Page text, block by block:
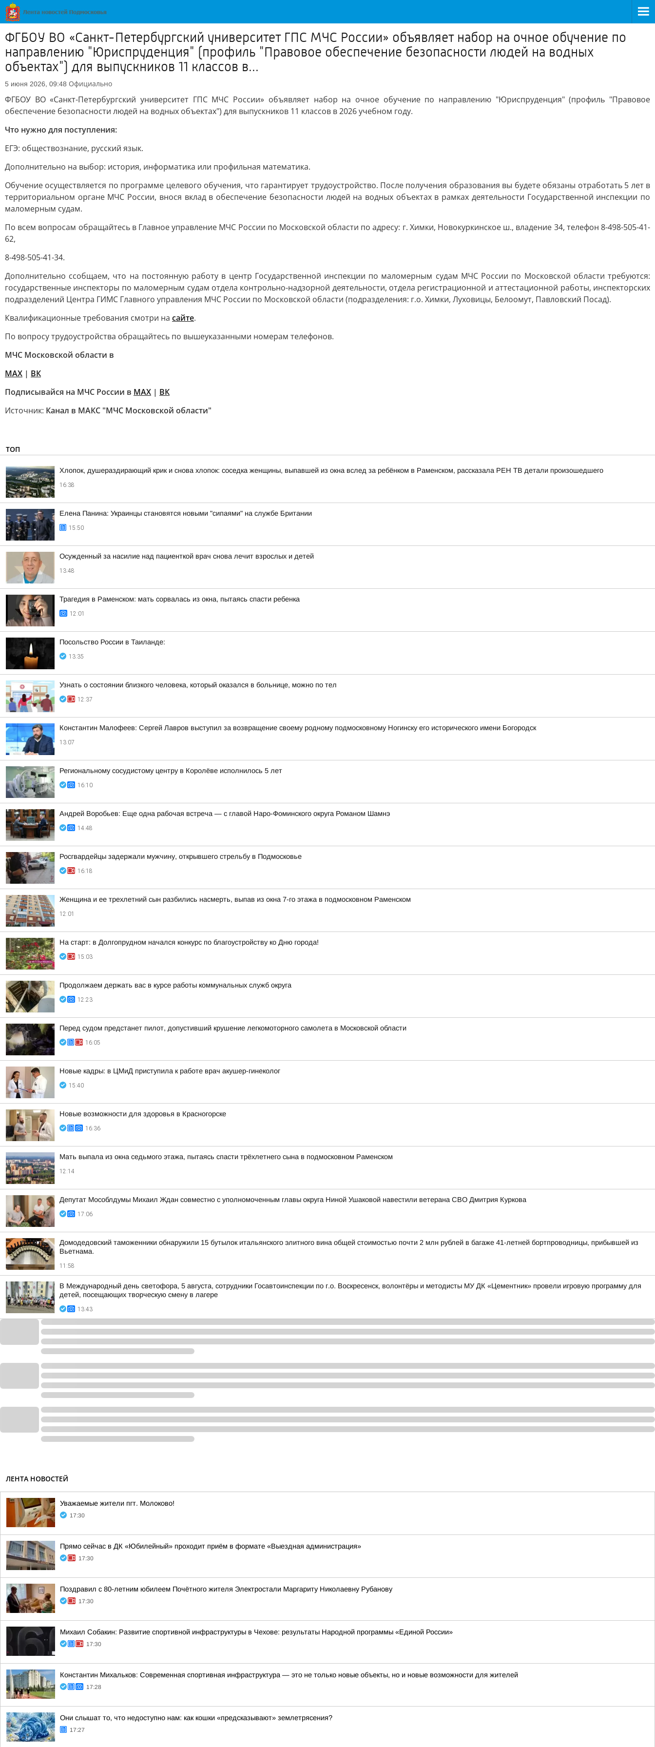
ФГБОУ ВО «Санкт-Петербургский университет ГПС МЧС России» объявляет набор на очное обучение по
направлению "Юриспруденция" (профиль "Правовое обеспечение безопасности людей на водных
объектах") для выпускников 11 классов в...
5 июня 2026, 09:48 Официально
ФГБОУ ВО «Санкт-Петербургский университет ГПС МЧС России» объявляет набор на очное обучение по направлению "Юриспруденция" (профиль "Правовое
обеспечение безопасности людей на водных объектах") для выпускников 11 классов в 2026 учебном году.
Что нужно для поступления:
ЕГЭ: обществознание, русский язык.
Дополнительно на выбор: история, информатика или профильная математика.
Обучение осуществляется по программе целевого обучения, что гарантирует трудоустройство. После получения образования вы будете обязаны отработать 5 лет в
территориальном органе МЧС России, внося вклад в обеспечение безопасности людей на водных объектах в рамках деятельности Государственной инспекции по
маломерным судам.
По всем вопросам обращайтесь в Главное управление МЧС России по Московской области по адресу: г. Химки, Новокуркинское ш., владение 34, телефон 8-498-505-41-
62,
8-498-505-41-34.
Дополнительно ссобщаем, что на постоянную работу в центр Государственной инспекции по маломерным судам МЧС России по Московской области требуются:
государственные инспекторы по маломерным судам отдела контрольно-надзорной деятельности, отдела регистрационной и аттестационной работы, инспекторских
подразделений Центра ГИМС Главного управления МЧС России по Московской области (подразделения: г.о. Химки, Луховицы, Белоомут, Павловский Посад).
Квалификационные требования смотри на сайте.
По вопросу трудоустройства обращайтесь по вышеуказанными номерам телефонов.
МЧС Московской области в
MAX | ВК
Подписывайся на МЧС России в MAX | ВК
Источник: Канал в МАКС "МЧС Московской области"
ТОП
Хлопок, душераздирающий крик и снова хлопок: соседка женщины, выпавшей из окна вслед за ребёнком в Раменском, рассказала РЕН ТВ детали произошедшего
16:38
Елена Панина: Украинцы становятся новыми "сипаями" на службе Британии
15:50
Осужденный за насилие над пациенткой врач снова лечит взрослых и детей
13:48
Трагедия в Раменском: мать сорвалась из окна, пытаясь спасти ребенка
12:01
Посольство России в Таиланде:
13:35
Узнать о состоянии близкого человека, который оказался в больнице, можно по тел
12:37
Константин Малофеев: Сергей Лавров выступил за возвращение своему родному подмосковному Ногинску его исторического имени Богородск
13:07
Региональному сосудистому центру в Королёве исполнилось 5 лет
16:10
Андрей Воробьев: Еще одна рабочая встреча — с главой Наро-Фоминского округа Романом Шамнэ
14:48
Росгвардейцы задержали мужчину, открывшего стрельбу в Подмосковье
16:18
Женщина и ее трехлетний сын разбились насмерть, выпав из окна 7-го этажа в подмосковном Раменском
12:01
На старт: в Долгопрудном начался конкурс по благоустройству ко Дню города!
15:03
Продолжаем держать вас в курсе работы коммунальных служб округа
12:23
Перед судом предстанет пилот, допустивший крушение легкомоторного самолета в Московской области
16:05
Новые кадры: в ЦМиД приступила к работе врач акушер-гинеколог
15:40
Новые возможности для здоровья в Красногорске
16:36
Мать выпала из окна седьмого этажа, пытаясь спасти трёхлетнего сына в подмосковном Раменском
12:14
Депутат Мособлдумы Михаил Ждан совместно с уполномоченным главы округа Ниной Ушаковой навестили ветерана СВО Дмитрия Куркова
17:06
Домодедовский таможенники обнаружили 15 бутылок итальянского элитного вина общей стоимостью почти 2 млн рублей в багаже 41-летней бортпроводницы, прибывшей из
Вьетнама.
11:58
В Международный день светофора, 5 августа, сотрудники Госавтоинспекции по г.о. Воскресенск, волонтёры и методисты МУ ДК «Цементник» провели игровую программу для
детей, посещающих творческую смену в лагере
13:43
ЛЕНТА НОВОСТЕЙ
Уважаемые жители пгт. Молоково!
17:30
Прямо сейчас в ДК «Юбилейный» проходит приём в формате «Выездная администрация»
17:30
Поздравил с 80-летним юбилеем Почётного жителя Электростали Маргариту Николаевну Рубанову
17:30
Михаил Собакин: Развитие спортивной инфраструктуры в Чехове: результаты Народной программы «Единой России»
17:30
Константин Михальков: Современная спортивная инфраструктура — это не только новые объекты, но и новые возможности для жителей
17:28
Они слышат то, что недоступно нам: как кошки «предсказывают» землетрясения?
17:27